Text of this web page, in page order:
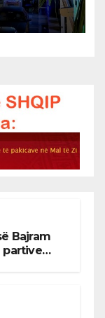
Bajram
partive